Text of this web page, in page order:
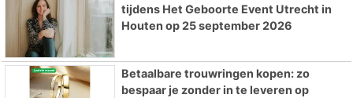
tijdens Het Geboorte Event Utrecht in
Houten op 25 september 2026
Betaalbare trouwringen kopen: zo
bespaar je zonder in te leveren op